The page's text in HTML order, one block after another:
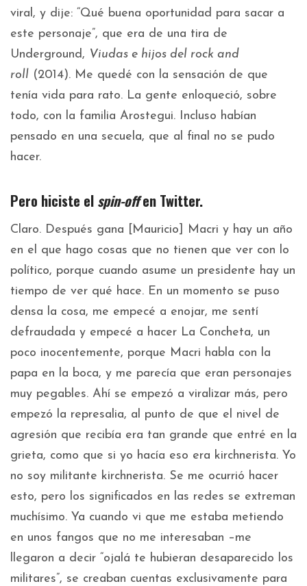
viral, y dije: “Qué buena oportunidad para sacar a
este personaje”, que era de una tira de
Underground, Viudas e hijos del rock and
roll (2014). Me quedé con la sensación de que
tenía vida para rato. La gente enloqueció, sobre
todo, con la familia Arostegui. Incluso habían
pensado en una secuela, que al final no se pudo
hacer.
Pero hiciste el spin-offen Twitter.
Claro. Después gana [Mauricio] Macri y hay un año
en el que hago cosas que no tienen que ver con lo
político, porque cuando asume un presidente hay un
tiempo de ver qué hace. En un momento se puso
densa la cosa, me empecé a enojar, me sentí
defraudada y empecé a hacer La Concheta, un
poco inocentemente, porque Macri habla con la
papa en la boca, y me parecía que eran personajes
muy pegables. Ahí se empezó a viralizar más, pero
empezó la represalia, al punto de que el nivel de
agresión que recibía era tan grande que entré en la
grieta, como que si yo hacía eso era kirchnerista. Yo
no soy militante kirchnerista. Se me ocurrió hacer
esto, pero los significados en las redes se extreman
muchísimo. Ya cuando vi que me estaba metiendo
en unos fangos que no me interesaban –me
llegaron a decir “ojalá te hubieran desaparecido los
militares”, se creaban cuentas exclusivamente para